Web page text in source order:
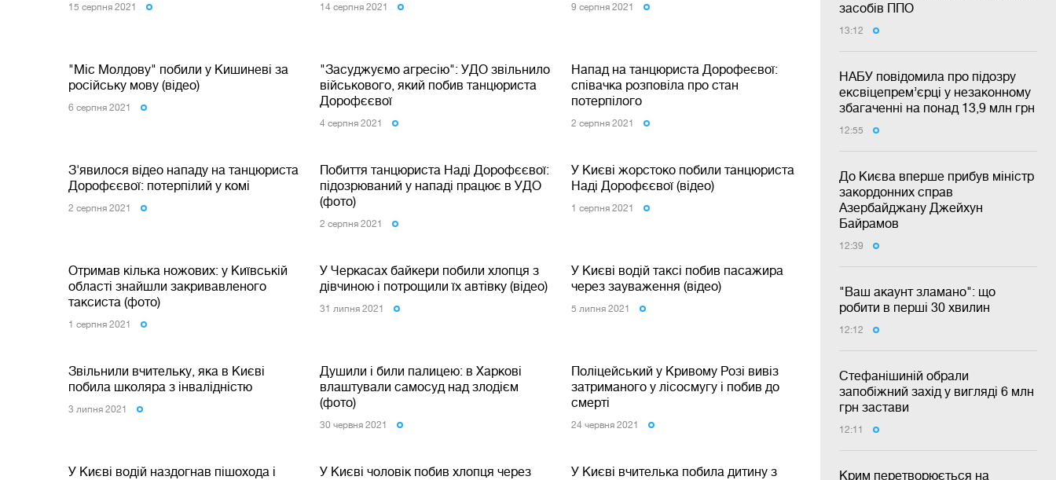
засобів ППО
13:12
НАБУ повідомила про підозру
ексвіцепрем’єрці у незаконному
збагаченні на понад 13,9 млн грн
12:55
До Києва вперше прибув міністр
закордонних справ
Азербайджану Джейхун
Байрамов
12:39
"Ваш акаунт зламано": що
робити в перші 30 хвилин
12:12
Стефанішиній обрали
запобіжний захід у вигляді 6 млн
грн застави
12:11
Крим перетворюється на
15 серпня 2021 14 серпня 2021 9 серпня 2021
"Міс Молдову" побили у Кишиневі за
російську мову (відео)
6 серпня 2021
"Засуджуємо агресію": УДО звільнило
військового, який побив танцюриста
Дорофєєвої
4 серпня 2021
Напад на танцюриста Дорофеєвої:
співачка розповіла про стан
потерпілого
2 серпня 2021
З'явилося відео нападу на танцюриста
Дорофєєвої: потерпілий у комі
2 серпня 2021
Побиття танцюриста Наді Дорофєєвої:
підозрюваний у нападі працює в УДО
(фото)
2 серпня 2021
У Києві жорстоко побили танцюриста
Наді Дорофєєвої (відео)
1 серпня 2021
Отримав кілька ножових: у Київській
області знайшли закривавленого
таксиста (фото)
1 серпня 2021
У Черкасах байкери побили хлопця з
дівчиною і потрощили їх автівку (відео)
31 липня 2021
У Києві водій таксі побив пасажира
через зауваження (відео)
5 липня 2021
Звільнили вчительку, яка в Києві
побила школяра з інвалідністю
3 липня 2021
Душили і били палицею: в Харкові
влаштували самосуд над злодієм
(фото)
30 червня 2021
Поліцейський у Кривому Розі вивіз
затриманого у лісосмугу і побив до
смерті
24 червня 2021
У Києві водій наздогнав пішохода і
У Києві чоловік побив хлопця через
У Києві вчителька побила дитину з